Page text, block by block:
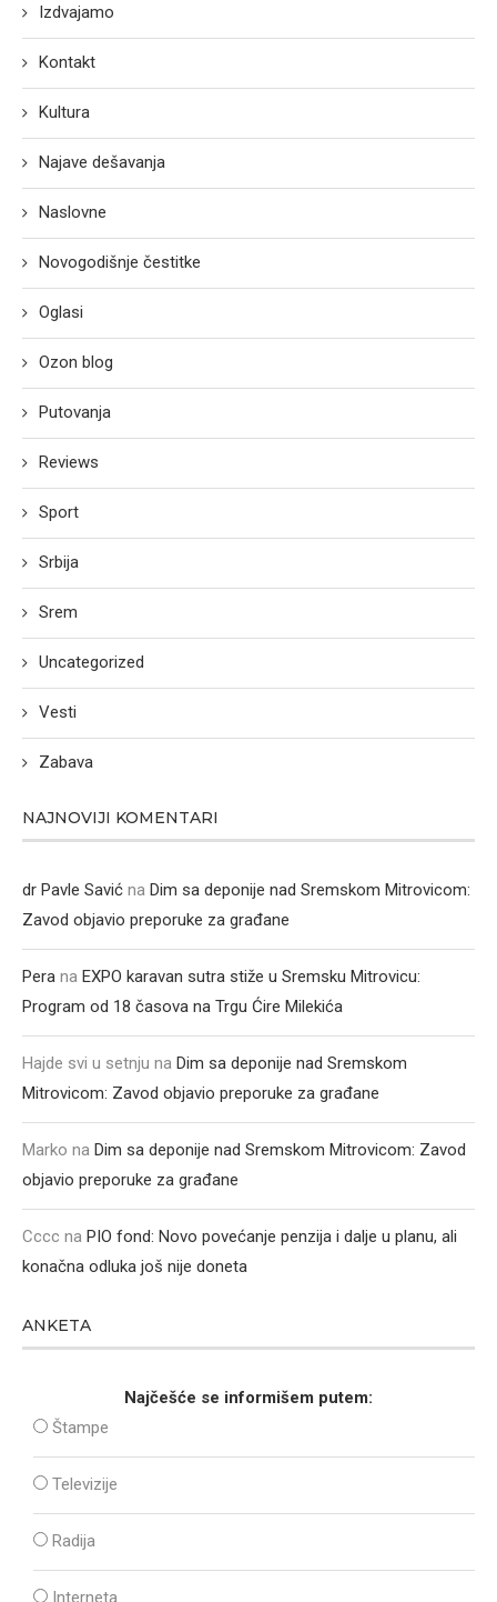
Izdvajamo
Kontakt
Kultura
Najave dešavanja
Naslovne
Novogodišnje čestitke
Oglasi
Ozon blog
Putovanja
Reviews
Sport
Srbija
Srem
Uncategorized
Vesti
Zabava
NAJNOVIJI KOMENTARI
dr Pavle Savić na Dim sa deponije nad Sremskom Mitrovicom:
Zavod objavio preporuke za građane
Pera na EXPO karavan sutra stiže u Sremsku Mitrovicu:
Program od 18 časova na Trgu Ćire Milekića
Hajde svi u setnju na Dim sa deponije nad Sremskom
Mitrovicom: Zavod objavio preporuke za građane
Marko na Dim sa deponije nad Sremskom Mitrovicom: Zavod
objavio preporuke za građane
Cccc na PIO fond: Novo povećanje penzija i dalje u planu, ali
konačna odluka još nije doneta
ANKETA
Najčešće se informišem putem:
Štampe
Televizije
Radija
Interneta